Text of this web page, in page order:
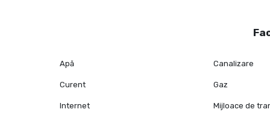
Apă Canalizare
Curent Gaz
Internet Mijloace de